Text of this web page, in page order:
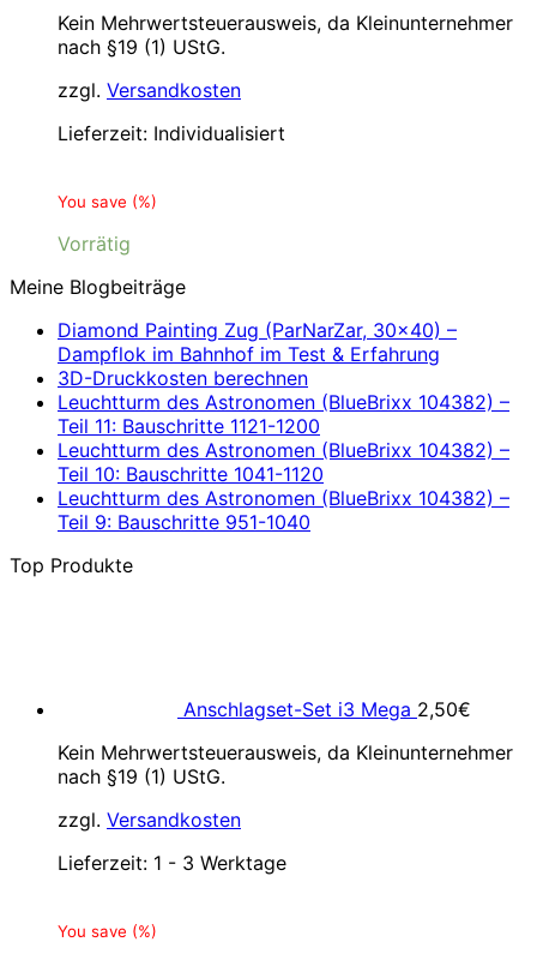
Kein Mehrwertsteuerausweis, da Kleinunternehmer
nach §19 (1) UStG.
zzgl. Versandkosten
Lieferzeit: Individualisiert
You save (%)
Vorrätig
Meine Blogbeiträge
Diamond Painting Zug (ParNarZar, 30×40) –
Dampflok im Bahnhof im Test & Erfahrung
3D-Druckkosten berechnen
Leuchtturm des Astronomen (BlueBrixx 104382) –
Teil 11: Bauschritte 1121-1200
Leuchtturm des Astronomen (BlueBrixx 104382) –
Teil 10: Bauschritte 1041-1120
Leuchtturm des Astronomen (BlueBrixx 104382) –
Teil 9: Bauschritte 951-1040
Top Produkte
Anschlagset-Set i3 Mega 2,50€
Kein Mehrwertsteuerausweis, da Kleinunternehmer
nach §19 (1) UStG.
zzgl. Versandkosten
Lieferzeit: 1 - 3 Werktage
You save (%)